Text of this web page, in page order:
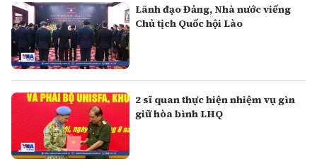
Lãnh đạo Đảng, Nhà nước viếng
Chủ tịch Quốc hội Lào
2 sĩ quan thực hiện nhiệm vụ gìn
giữ hòa bình LHQ